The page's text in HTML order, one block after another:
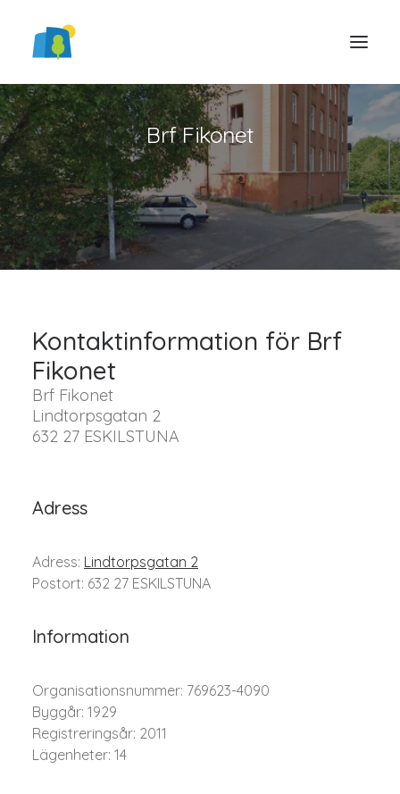
Brf Fikonet
Kontaktinformation för Brf
Fikonet
Brf Fikonet
Lindtorpsgatan 2
632 27 ESKILSTUNA
Adress
Adress: Lindtorpsgatan 2
Postort: 632 27 ESKILSTUNA
Information
Organisationsnummer: 769623-4090
Byggår: 1929
Registreringsår: 2011
Lägenheter: 14